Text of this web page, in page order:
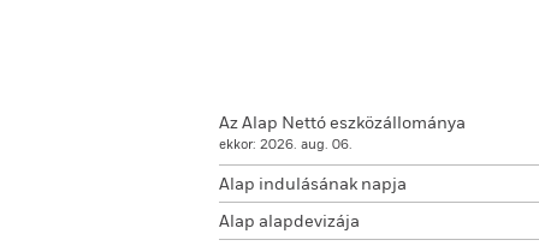
Az Alap Nettó eszközállománya
ekkor: 2026. aug. 06.
Alap indulásának napja
Alap alapdevizája